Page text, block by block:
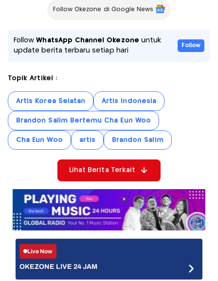
Follow Okezone di Google News
FollowWhatsApp Channel Okezone untuk
update berita terbaru setiap hari
Follow
Topik Artikel :
Artis Korea Selatan Artis Indonesia
Brandon Salim Bertemu Cha Eun Woo
Cha Eun Woo artis Brandon Salim
Lihat Berita Terkait
Live Now
OKEZONE LIVE 24 JAM